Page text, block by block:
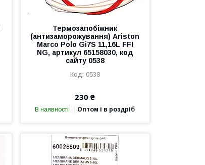
Термозапобіжник
(антизаморожування) Ariston
Marco Polo Gi7S 11,16L FFI
NG, артикул 65158030, код
сайту 0538
0538
230 ₴
В наявності Оптом і в роздріб